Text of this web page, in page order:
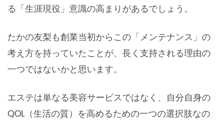
る「生涯現役」意識の高まりがあるでしょう。
たかの友梨も創業当初からこの「メンテナンス」の
考え方を持っていたことが、長く支持される理由の
一つではないかと思います。
エステは単なる美容サービスではなく、自分自身の
QOL（生活の質）を高めるための一つの選択肢なの